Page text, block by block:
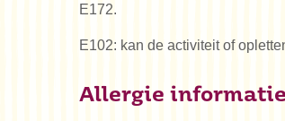
E172.
E102: kan de activiteit of
Allergie informatie